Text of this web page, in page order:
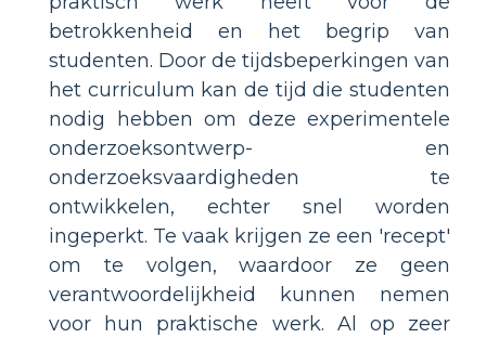
betrokkenheid en het begrip van
studenten. Door de tijdsbeperkingen van
het curriculum kan de tijd die studenten
nodig hebben om deze experimentele
onderzoeksontwerp- en
onderzoeksvaardigheden te
ontwikkelen, echter snel worden
ingeperkt. Te vaak krijgen ze een 'recept'
om te volgen, waardoor ze geen
verantwoordelijkheid kunnen nemen
voor hun praktische werk. Al op zeer